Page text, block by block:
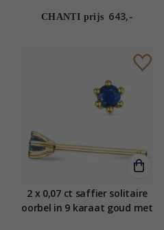
diamant
CHANTI prijs 643,-
2 x 0,07 ct saffier solitaire
oorbel in 9 karaat goud met